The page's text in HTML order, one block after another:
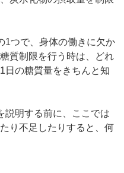
1つで、身体の働きに欠か
質制限を行う時は、どれ
日の糖質量をきちんと知
説明する前に、ここでは
り不足したりすると、何